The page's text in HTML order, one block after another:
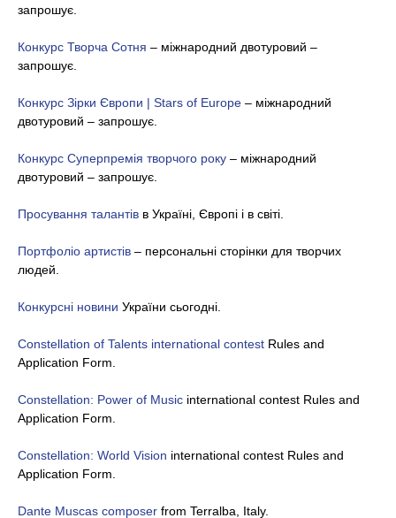
запрошує.
Конкурс Творча Сотня – міжнародний двотуровий –
запрошує.
Конкурс Зірки Європи | Stars of Europe – міжнародний
двотуровий – запрошує.
Конкурс Суперпремія творчого року – міжнародний
двотуровий – запрошує.
Просування талантів в Україні, Європі і в світі.
Портфоліо артистів – персональні сторінки для творчих
людей.
Конкурсні новини України сьогодні.
Constellation of Talents international contest Rules and
Application Form.
Constellation: Power of Music international contest Rules and
Application Form.
Constellation: World Vision international contest Rules and
Application Form.
Dante Muscas composer from Terralba, Italy.